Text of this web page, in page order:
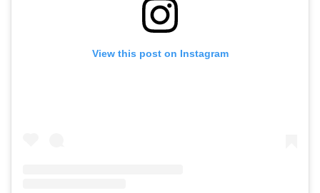
View this post on Instagram